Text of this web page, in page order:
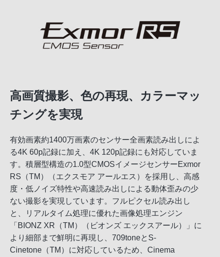
高画質撮影、色の再現、カラーマッ
チングを実現
有効画素約1400万画素のセンサー全画素読み出しによ
る4K 60p記録に加え、4K 120p記録にも対応していま
す。積層型構造の1.0型CMOSイメージセンサーExmor
RS（TM）（エクスモア アールエス）を採用し、高感
度・低ノイズ特性や高速読み出しによる動体歪みの少
ない撮影を実現しています。フルピクセル読み出し
と、リアルタイム処理に優れた画像処理エンジン
「BIONZ XR（TM）（ビオンズ エックスアール）」に
より細部まで鮮明に再現し、709toneとS-
Cinetone（TM）に対応しているため、Cinema